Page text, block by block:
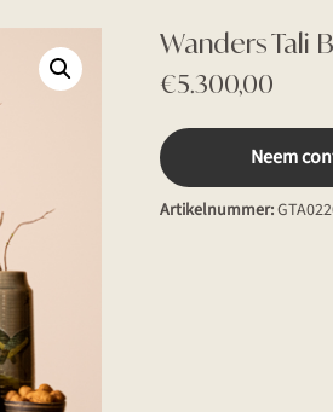
Wanders Tali
€5.300,00
Neem
Artikelnummer: